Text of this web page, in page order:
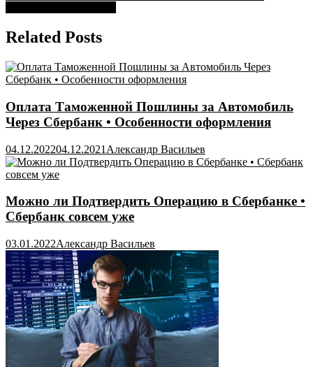
записям
Related Posts
Оплата Таможенной Пошлины за Автомобиль
Через Сбербанк • Особенности оформления
04.12.202204.12.2021 Александр Васильев
Можно ли Подтвердить Операцию в Сбербанке •
Сбербанк совсем уже
03.01.2022Александр Васильев